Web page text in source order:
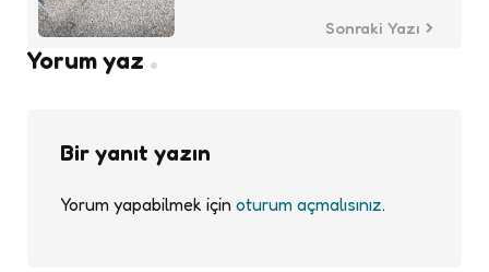
Sonraki Yazı
Yorum yaz
Bir yanıt yazın
Yorum yapabilmek için oturum açmalısınız.